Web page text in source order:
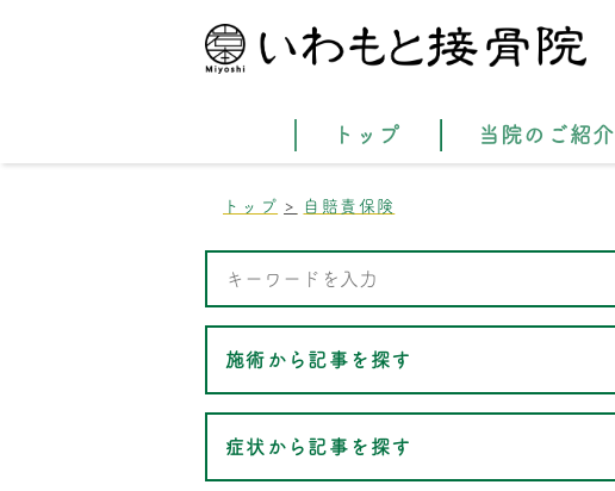
トップ 当院のご紹介
トップ 自賠責保険
施術から記事を探す
症状から記事を探す